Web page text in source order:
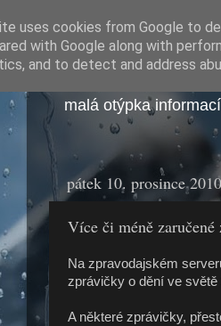
malá otýpka
pátek 10. prosince 2010
Více či méně
Na zpravodajském
zprávičky o dění ve
A některé zprávičky,
uses cookies from Google to
with Google along with
and to detect and address